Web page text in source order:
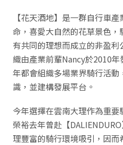
【花天酒地】是一群自行車
命，喜愛大自然的花草景色
有共同的理想而成立的非盈
織由產業前輩Nancy於2010
年都會組織多場業界騎行活
識，並建構發展平台。
今年選擇在雲南大理作為重
榮裕去年曾赴【
理豐富的騎行環境吸引，因